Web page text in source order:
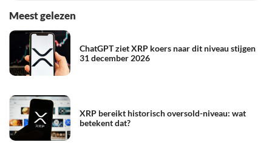
Meest gelezen
ChatGPT ziet XRP koers naar dit niveau stijgen
31 december 2026
XRP bereikt historisch oversold-niveau: wat
betekent dat?